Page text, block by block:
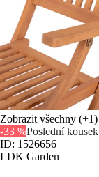
Zobrazit všechny (+1)
-33 %Poslední kousek
ID: 1526656
LDK Garden